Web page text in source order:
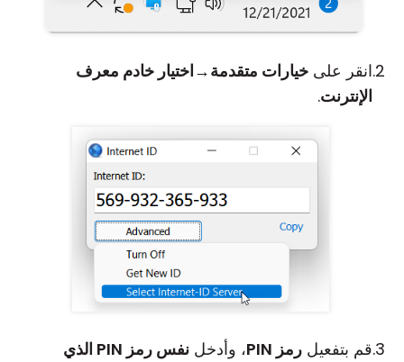
انقر على خيارات متقدمة→اختيار خادم معرف
الإنترنت.
قم بتفعيل رمز PIN ، وأدخل
نفس رمز PIN الذي